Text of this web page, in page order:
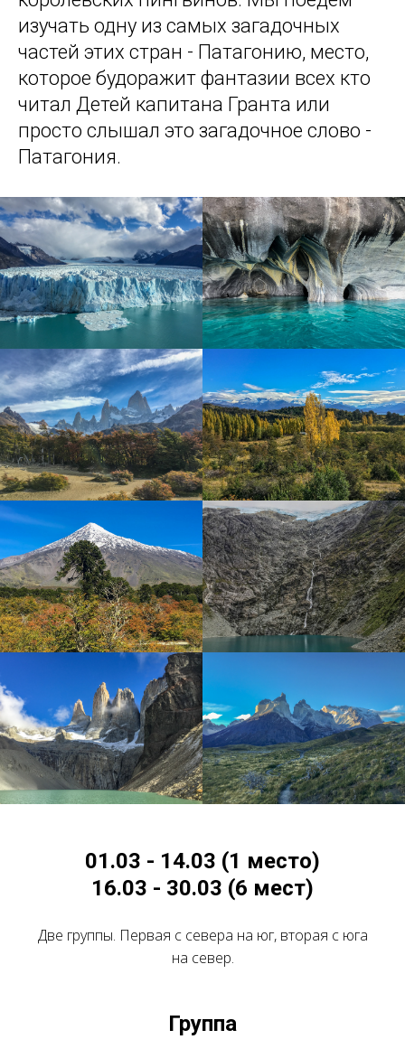
изучать одну из самых загадочных
частей этих стран - Патагонию, место,
которое будоражит фантазии всех кто
читал Детей капитана Гранта или
просто слышал это загадочное слово -
Патагония.
01.03 - 14.03 (1 место)
16.03 - 30.03 (6 мест)
Две группы. Первая с севера на юг, вторая с юга
на север.
Группа